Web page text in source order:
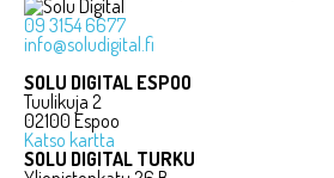
09 3154 6677
info@soludigital.fi
SOLU DIGITAL ESPOO
Tuulikuja 2
02100 Espoo
Katso kartta
SOLU DIGITAL TURKU